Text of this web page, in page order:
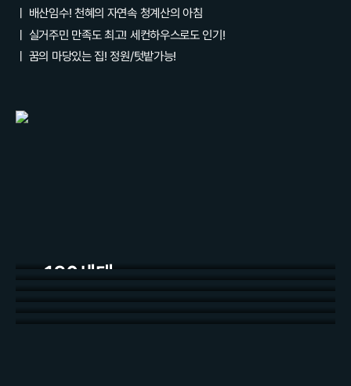
ㅣ 배산임수! 천혜의 자연속 청계산의 아침
ㅣ 실거주민 만족도 최고! 세컨하우스로도 인기!
ㅣ 꿈의 마당있는 집! 정원/텃밭가능!
180세대
더보기